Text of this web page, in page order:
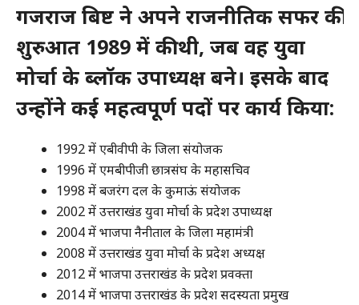
गजराज बिष्ट ने अपने राजनीतिक सफर की
शुरुआत 1989 में की थी, जब वह युवा
मोर्चा के ब्लॉक उपाध्यक्ष बने। इसके बाद
उन्होंने कई महत्वपूर्ण पदों पर कार्य किया:
1992 में एबीवीपी के जिला संयोजक
1996 में एमबीपीजी छात्रसंघ के महासचिव
1998 में बजरंग दल के कुमाऊं संयोजक
2002 में उत्तराखंड युवा मोर्चा के प्रदेश उपाध्यक्ष
2004 में भाजपा नैनीताल के जिला महामंत्री
2008 में उत्तराखंड युवा मोर्चा के प्रदेश अध्यक्ष
2012 में भाजपा उत्तराखंड के प्रदेश प्रवक्ता
2014 में भाजपा उत्तराखंड के प्रदेश सदस्यता प्रमुख